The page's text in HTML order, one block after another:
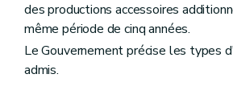
des productions accessoires
même période de cinq années.
Le Gouvernement précise les types
admis.